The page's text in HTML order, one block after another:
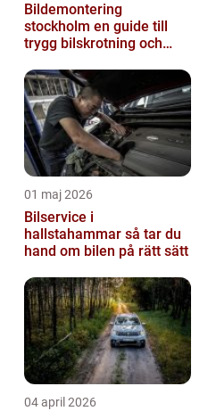
Bildemontering
stockholm en guide till
trygg bilskrotning och
01 maj 2026
Bilservice i
hallstahammar så tar du
hand om bilen på rätt sätt
04 april 2026